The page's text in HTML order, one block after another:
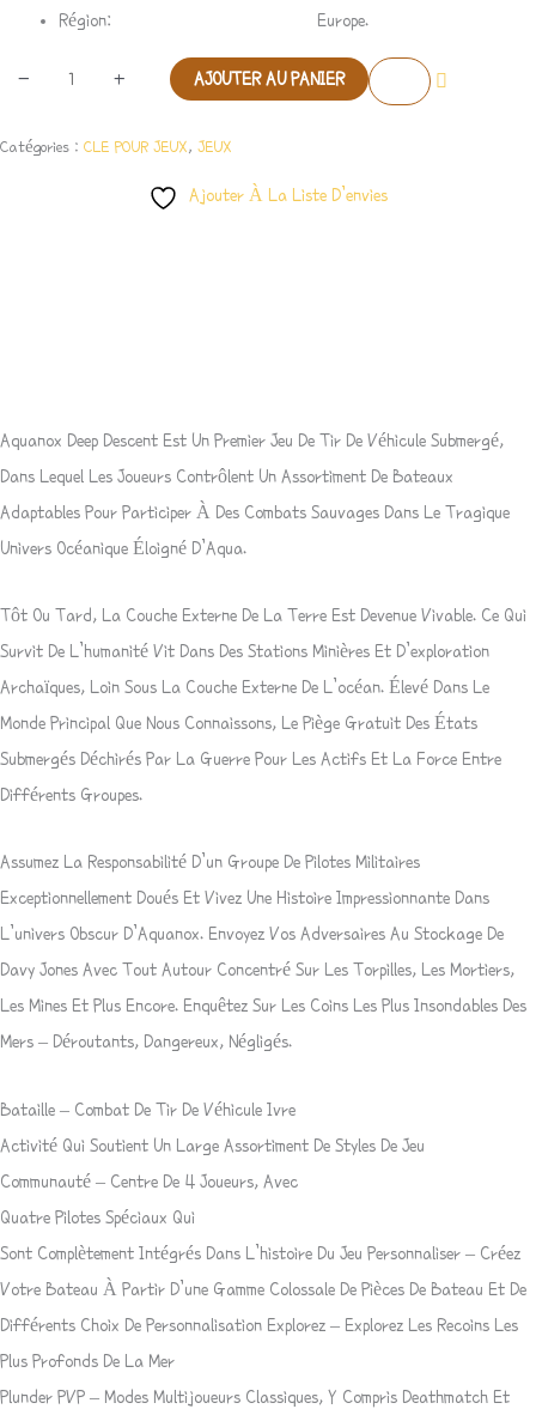
Région: Europe.
- + AJOUTER AU PANIER
Catégories : CLE POUR JEUX, JEUX
Ajouter À La Liste D’envies
Aquanox Deep Descent Est Un Premier Jeu De Tir De Véhicule Submergé,
Dans Lequel Les Joueurs Contrôlent Un Assortiment De Bateaux
Adaptables Pour Participer À Des Combats Sauvages Dans Le Tragique
Univers Océanique Éloigné D’Aqua.
Tôt Ou Tard, La Couche Externe De La Terre Est Devenue Vivable. Ce Qui
Survit De L’humanité Vit Dans Des Stations Minières Et D’exploration
Archaïques, Loin Sous La Couche Externe De L’océan. Élevé Dans Le
Monde Principal Que Nous Connaissons, Le Piège Gratuit Des États
Submergés Déchirés Par La Guerre Pour Les Actifs Et La Force Entre
Différents Groupes.
Assumez La Responsabilité D’un Groupe De Pilotes Militaires
Exceptionnellement Doués Et Vivez Une Histoire Impressionnante Dans
L’univers Obscur D’Aquanox. Envoyez Vos Adversaires Au Stockage De
Davy Jones Avec Tout Autour Concentré Sur Les Torpilles, Les Mortiers,
Les Mines Et Plus Encore. Enquêtez Sur Les Coins Les Plus Insondables Des
Mers – Déroutants, Dangereux, Négligés.
Bataille – Combat De Tir De Véhicule Ivre
Activité Qui Soutient Un Large Assortiment De Styles De Jeu
Communauté – Centre De 4 Joueurs, Avec
Quatre Pilotes Spéciaux Qui
Sont Complètement Intégrés Dans L’histoire Du Jeu Personnaliser – Créez
Votre Bateau À Partir D’une Gamme Colossale De Pièces De Bateau Et De
Différents Choix De Personnalisation Explorez – Explorez Les Recoins Les
Plus Profonds De La Mer
Plunder PVP – Modes Multijoueurs Classiques, Y Compris Deathmatch Et